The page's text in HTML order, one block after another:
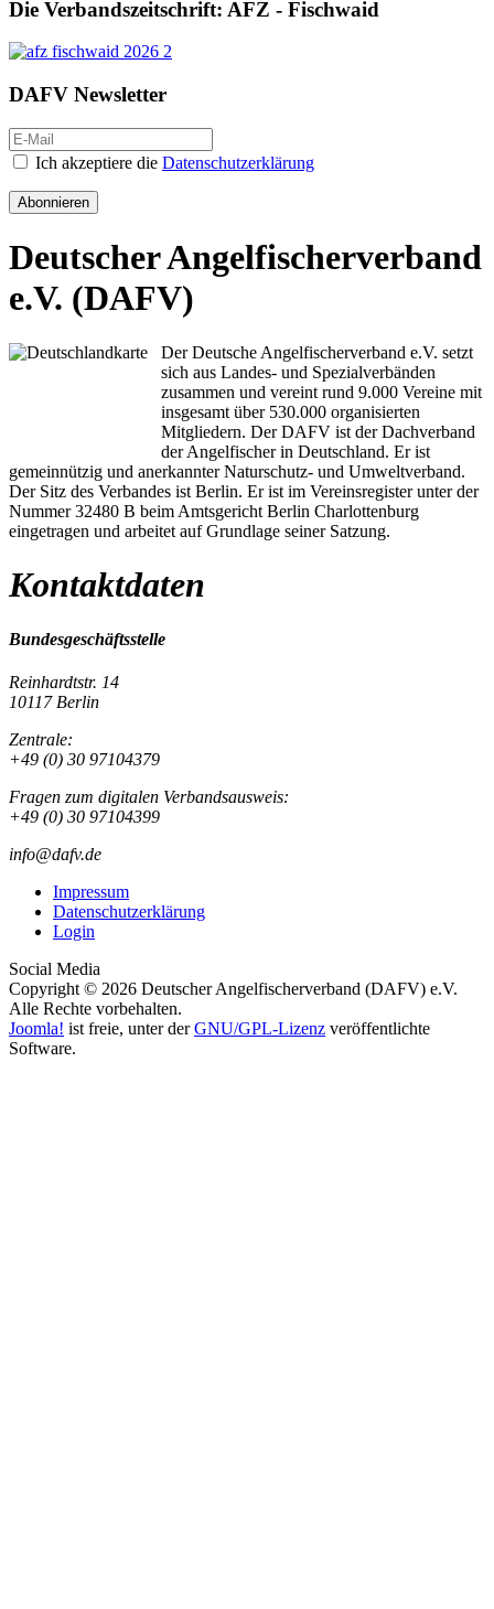
Die Verbandszeitschrift: AFZ - Fischwaid
DAFV Newsletter
Ich akzeptiere die Datenschutzerklärung
Abonnieren
Deutscher Angelfischerverband
e.V. (DAFV)
Der Deutsche Angelfischerverband e.V. setzt
sich aus Landes- und Spezialverbänden
zusammen und vereint rund 9.000 Vereine mit
insgesamt über 530.000 organisierten
Mitgliedern. Der DAFV ist der Dachverband
der Angelfischer in Deutschland. Er ist
gemeinnützig und anerkannter Naturschutz- und Umweltverband.
Der Sitz des Verbandes ist Berlin. Er ist im Vereinsregister unter der
Nummer 32480 B beim Amtsgericht Berlin Charlottenburg
eingetragen und arbeitet auf Grundlage seiner Satzung.
Kontaktdaten
Bundesgeschäftsstelle
Reinhardtstr. 14
10117 Berlin
Zentrale:
+49 (0) 30 97104379
Fragen zum digitalen Verbandsausweis:
+49 (0) 30 97104399
info@dafv.de
Impressum
Datenschutzerklärung
Login
Social Media
Copyright © 2026 Deutscher Angelfischerverband (DAFV) e.V.
Alle Rechte vorbehalten.
Joomla! ist freie, unter derGNU/GPL-Lizenz veröffentlichte
Software.